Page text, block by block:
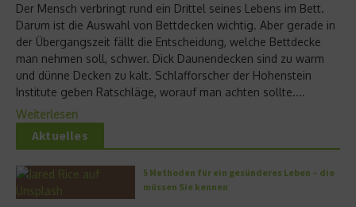
Der Mensch verbringt rund ein Drittel seines Lebens im Bett.
Darum ist die Auswahl von Bettdecken wichtig. Aber gerade in
der Übergangszeit fällt die Entscheidung, welche Bettdecke
man nehmen soll, schwer. Dick Daunendecken sind zu warm
und dünne Decken zu kalt. Schlafforscher der Hohenstein
Institute geben Ratschläge, worauf man achten sollte....
Weiterlesen
Aktuelles
5 Methoden für ein gesünderes Leben – die
müssen Sie kennen